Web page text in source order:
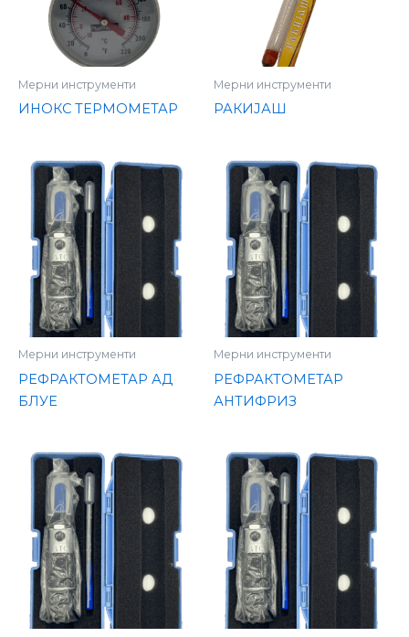
Мерни инструменти
ИНОКС ТЕРМОМЕТАР
Мерни инструменти
РАКИЈАШ
Мерни инструменти
РЕФРАКТОМЕТАР АД
БЛУЕ
Мерни инструменти
РЕФРАКТОМЕТАР
АНТИФРИЗ